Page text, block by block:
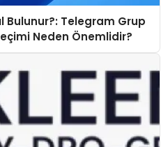
Bulunur?: Telegram Grup
Neden Önemlidir?